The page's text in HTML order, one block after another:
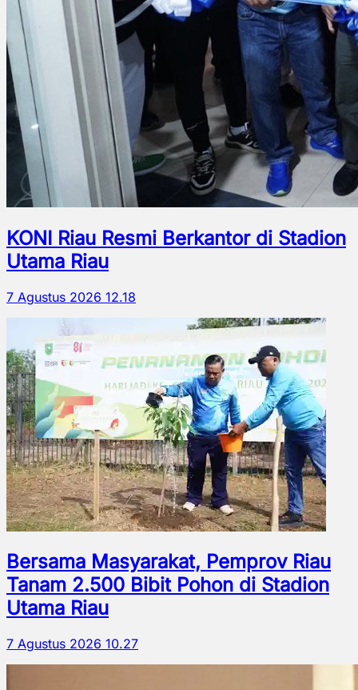
KONI Riau Resmi Berkantor di Stadion
Utama Riau
7 Agustus 2026 12.18
Bersama Masyarakat, Pemprov Riau
Tanam 2.500 Bibit Pohon di Stadion
Utama Riau
7 Agustus 2026 10.27